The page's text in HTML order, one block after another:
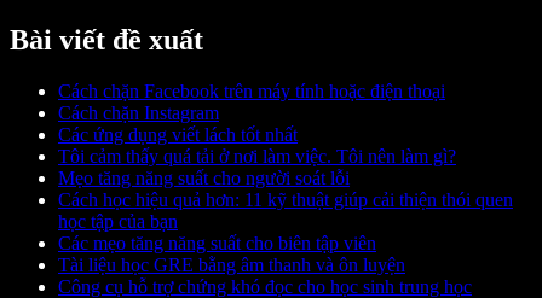
Bài viết đề xuất
Cách chặn Facebook trên máy tính hoặc điện thoại
Cách chặn Instagram
Các ứng dụng viết lách tốt nhất
Tôi cảm thấy quá tải ở nơi làm việc. Tôi nên làm gì?
Mẹo tăng năng suất cho người soát lỗi
Cách học hiệu quả hơn: 11 kỹ thuật giúp cải thiện thói quen
học tập của bạn
Các mẹo tăng năng suất cho biên tập viên
Tài liệu học GRE bằng âm thanh và ôn luyện
Công cụ hỗ trợ chứng khó đọc cho học sinh trung học